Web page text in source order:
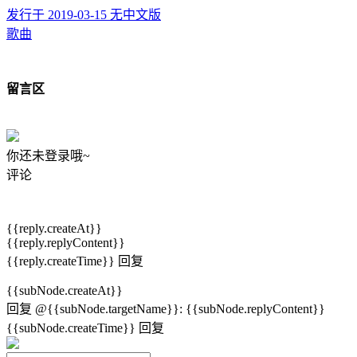
发行于 2019-03-15 无中文版
歌曲
留言区
你还未登录哦~
评论
{{reply.createAt}}
{{reply.replyContent}}
{{reply.createTime}} 回复
{{subNode.createAt}}
回复 @{{subNode.targetName}}: {{subNode.replyContent}}
{{subNode.createTime}} 回复